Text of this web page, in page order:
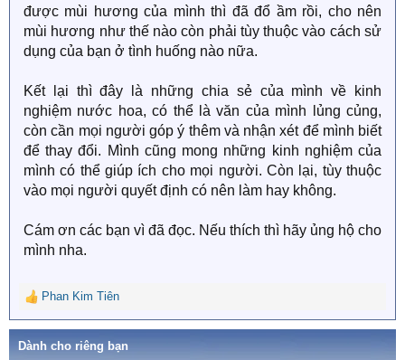
được mùi hương của mình thì đã đổ ầm rồi, cho nên
mùi hương như thế nào còn phải tùy thuộc vào cách sử
dụng của bạn ở tình huống nào nữa.
Kết lại thì đây là những chia sẻ của mình về kinh
nghiệm nước hoa, có thể là văn của mình lủng củng,
còn cần mọi người góp ý thêm và nhận xét để mình biết
để thay đổi. Mình cũng mong những kinh nghiệm của
mình có thể giúp ích cho mọi người. Còn lại, tùy thuộc
vào mọi người quyết định có nên làm hay không.
Cám ơn các bạn vì đã đọc. Nếu thích thì hãy ủng hộ cho
mình nha.
R
e
c
Phan Kim Tiên
Dành cho riêng bạn